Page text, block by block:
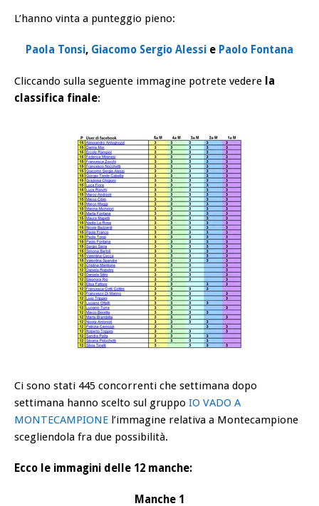
L’hanno vinta a punteggio pieno:
Paola Tonsi, Giacomo Sergio Alessi e Paolo Fontana
Cliccando sulla seguente immagine potrete vedere la
classifica finale:
Ci sono stati 445 concorrenti che settimana dopo
settimana hanno scelto sul gruppo IO VADO A
MONTECAMPIONE l’immagine relativa a Montecampione
scegliendola fra due possibilità.
Ecco le immagini delle 12 manche:
Manche 1